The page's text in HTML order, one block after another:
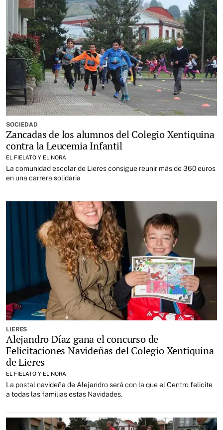
SOCIEDAD
Zancadas de los alumnos del Colegio Xentiquina
contra la Leucemia Infantil
EL FIELATO Y EL NORA
La comunidad escolar de Lieres consigue reunir más de 360 euros
en una carrera solidaria
LIERES
Alejandro Díaz gana el concurso de
Felicitaciones Navideñas del Colegio Xentiquina
de Lieres
EL FIELATO Y EL NORA
La postal navideña de Alejandro será con la que el Centro felicite
a todas las familias estas Navidades.